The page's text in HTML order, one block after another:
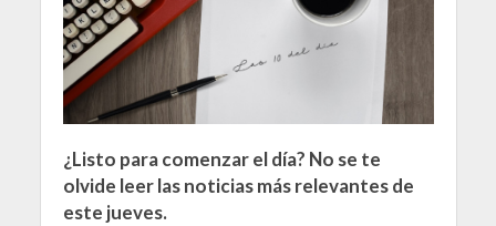
¿Listo para comenzar el día? No se te
olvide leer las noticias más relevantes de
este jueves.